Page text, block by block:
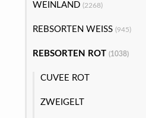
WEINLAND (2268)
REBSORTEN WEISS (945)
REBSORTEN ROT (1038)
CUVEE ROT
ZWEIGELT